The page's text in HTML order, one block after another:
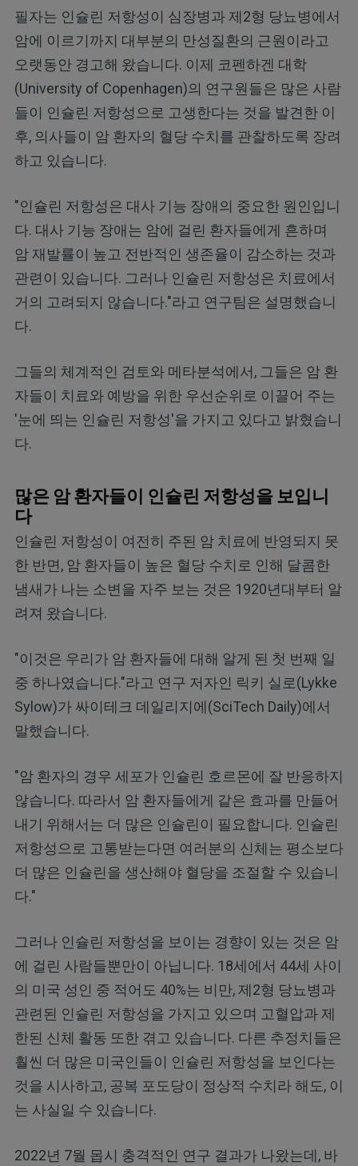
필자는 인슐린 저항성이 심장병과 제2형 당뇨병에서
암에 이르기까지 대부분의 만성질환의 근원이라고
오랫동안 경고해 왔습니다. 이제 코펜하겐 대학
(University of Copenhagen)의 연구원들은 많은 사람
들이 인슐린 저항성으로 고생한다는 것을 발견한 이
후, 의사들이 암 환자의 혈당 수치를 관찰하도록 장려
하고 있습니다.
"인슐린 저항성은 대사 기능 장애의 중요한 원인입니
다. 대사 기능 장애는 암에 걸린 환자들에게 흔하며
암 재발률이 높고 전반적인 생존율이 감소하는 것과
관련이 있습니다. 그러나 인슐린 저항성은 치료에서
거의 고려되지 않습니다."라고 연구팀은 설명했습니
다.
그들의 체계적인 검토와 메타분석에서, 그들은 암 환
자들이 치료와 예방을 위한 우선순위로 이끌어 주는
'눈에 띄는 인슐린 저항성'을 가지고 있다고 밝혔습니
다.
많은 암 환자들이 인슐린 저항성을 보입니
다
인슐린 저항성이 여전히 주된 암 치료에 반영되지 못
한 반면, 암 환자들이 높은 혈당 수치로 인해 달콤한
냄새가 나는 소변을 자주 보는 것은 1920년대부터 알
려져 왔습니다.
"이것은 우리가 암 환자들에 대해 알게 된 첫 번째 일
중 하나였습니다."라고 연구 저자인 릭키 실로(Lykke
Sylow)가 싸이테크 데일리지에(SciTech Daily)에서
말했습니다.
"암 환자의 경우 세포가 인슐린 호르몬에 잘 반응하지
않습니다. 따라서 암 환자들에게 같은 효과를 만들어
내기 위해서는 더 많은 인슐린이 필요합니다. 인슐린
저항성으로 고통받는다면 여러분의 신체는 평소보다
더 많은 인슐린을 생산해야 혈당을 조절할 수 있습니
다."
그러나 인슐린 저항성을 보이는 경향이 있는 것은 암
에 걸린 사람들뿐만이 아닙니다. 18세에서 44세 사이
의 미국 성인 중 적어도 40%는 비만, 제2형 당뇨병과
관련된 인슐린 저항성을 가지고 있으며 고혈압과 제
한된 신체 활동 또한 겪고 있습니다. 다른 추정치들은
훨씬 더 많은 미국인들이 인슐린 저항성을 보인다는
것을 시사하고, 공복 포도당이 정상적 수치라 해도, 이
는 사실일 수 있습니다.
2022년 7월 몹시 충격적인 연구 결과가 나왔는데, 바